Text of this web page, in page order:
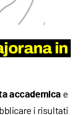
in
accademica e
i risultati